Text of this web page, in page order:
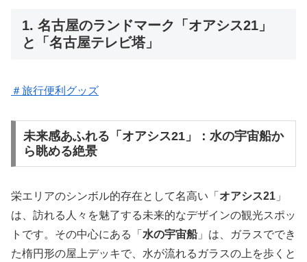
1. 名古屋のランドマーク「オアシス21」
と「名古屋テレビ塔」
＃旅行便利グッズ
未来感あふれる「オアシス21」：水の宇宙船か
ら眺める絶景
栄エリアのシンボル的存在として名高い「 オアシス21 」
は、訪れる人々を魅了する未来的なデザインの観光スポッ
トです。その中心にある「 水の宇宙船」は、ガラスででき
た楕円形の屋上デッキで、水が流れるガラスの上を歩くと